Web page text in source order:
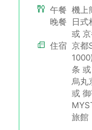
午餐 機上
晚餐
日
或
住宿 京都
条
烏丸
或
旅館